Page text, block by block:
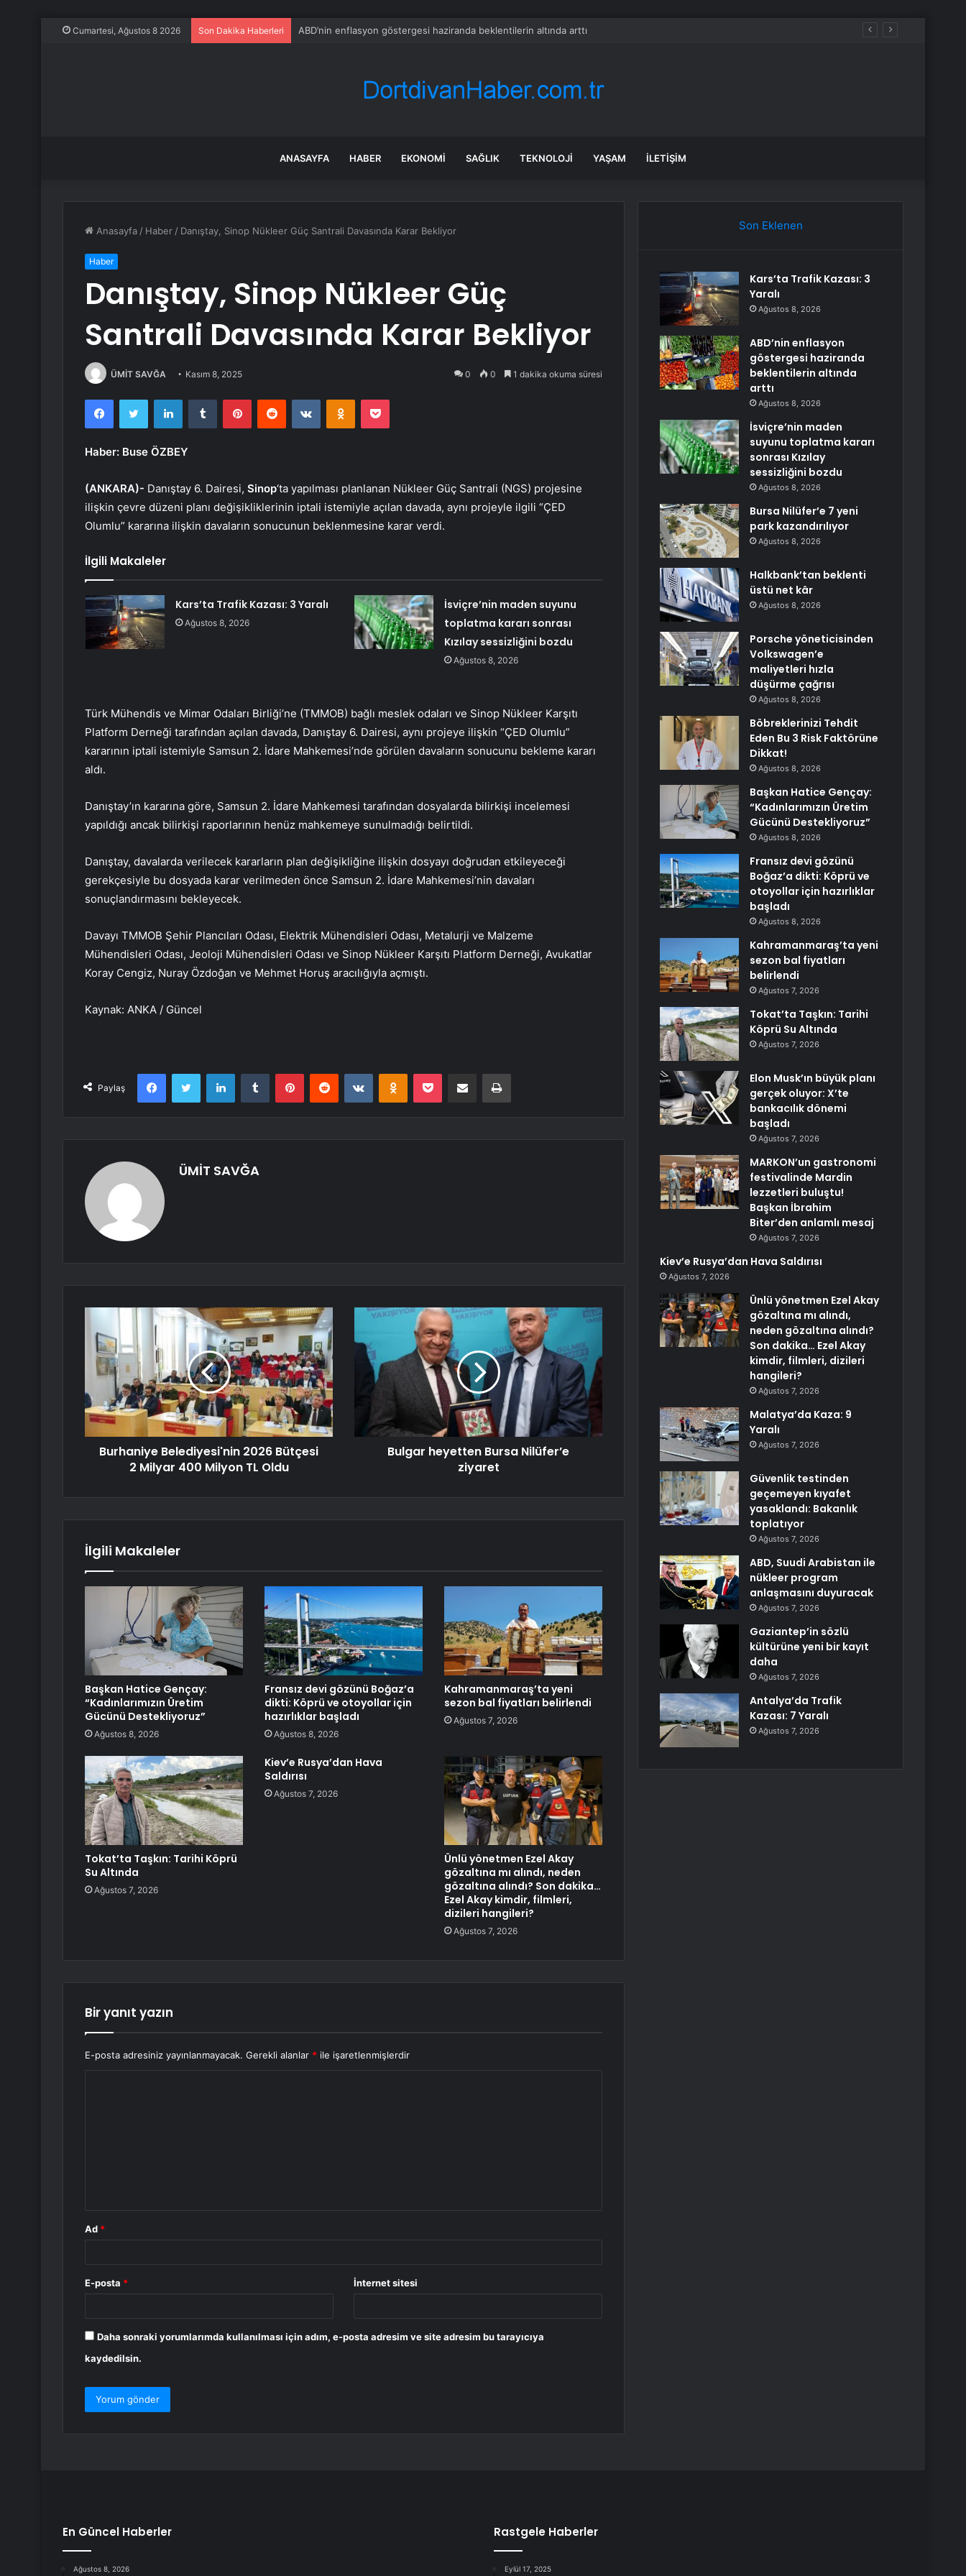
Cumartesi, Ağustos 8 2026 Son Dakika Haberleri ABD’nin enflasyon göstergesi haziranda beklentilerin altında arttı
ANASAYFA HABER EKONOMI SAĞLIK TEKNOLOJI YAŞAM İLETIŞIM
Anasayfa / Haber / Danıştay, Sinop Nükleer Güç Santrali Davasında Karar Bekliyor
Haber
Danıştay, Sinop Nükleer Güç
Santrali Davasında Karar Bekliyor
ÜMİT SAVĞA Kasım 8, 2025 0 0 1 dakika okuma süresi
FacebookTwitter LinkedInTumblr PinterestReddit VKontakteOdnoklassniki
Pocket
Haber: Buse ÖZBEY
(ANKARA)- Danıştay 6. Dairesi, Sinop‘ta yapılması planlanan Nükleer Güç Santrali (NGS) projesine
ilişkin çevre düzeni planı değişikliklerinin iptali istemiyle açılan davada, aynı projeyle ilgili “ÇED
Olumlu” kararına ilişkin davaların sonucunun beklenmesine karar verdi.
İlgili Makaleler
Kars’ta Trafik Kazası: 3 Yaralı
Ağustos 8, 2026
İsviçre’nin maden suyunu
toplatma kararı sonrası
Kızılay sessizliğini bozdu
Ağustos 8, 2026
Türk Mühendis ve Mimar Odaları Birliği’ne (TMMOB) bağlı meslek odaları ve Sinop Nükleer Karşıtı
Platform Derneği tarafından açılan davada, Danıştay 6. Dairesi, aynı projeye ilişkin “ÇED Olumlu”
kararının iptali istemiyle Samsun 2. İdare Mahkemesi’nde görülen davaların sonucunu bekleme kararı
aldı.
Danıştay’ın kararına göre, Samsun 2. İdare Mahkemesi tarafından dosyalarda bilirkişi incelemesi
yapıldığı ancak bilirkişi raporlarının henüz mahkemeye sunulmadığı belirtildi.
Danıştay, davalarda verilecek kararların plan değişikliğine ilişkin dosyayı doğrudan etkileyeceği
gerekçesiyle bu dosyada karar verilmeden önce Samsun 2. İdare Mahkemesi’nin davaları
sonuçlandırmasını bekleyecek.
Davayı TMMOB Şehir Plancıları Odası, Elektrik Mühendisleri Odası, Metalurji ve Malzeme
Mühendisleri Odası, Jeoloji Mühendisleri Odası ve Sinop Nükleer Karşıtı Platform Derneği, Avukatlar
Koray Cengiz, Nuray Özdoğan ve Mehmet Horuş aracılığıyla açmıştı.
Kaynak: ANKA / Güncel
Paylaş
FacebookTwitter LinkedInTumblr PinterestReddit VKontakteOdnoklassniki
Pocket E-Posta ile paylaş Yazdır
ÜMİT SAVĞA
Burhaniye Belediyesi'nin 2026 Bütçesi
2 Milyar 400 Milyon TL Oldu
Bulgar heyetten Bursa Nilüfer’e
ziyaret
İlgili Makaleler
Başkan Hatice Gençay:
“Kadınlarımızın Üretim
Gücünü Destekliyoruz”
Ağustos 8, 2026
Fransız devi gözünü Boğaz’a
dikti: Köprü ve otoyollar için
hazırlıklar başladı
Ağustos 8, 2026
Kahramanmaraş’ta yeni
sezon bal fiyatları belirlendi
Ağustos 7, 2026
Tokat’ta Taşkın: Tarihi Köprü
Su Altında
Ağustos 7, 2026
Kiev’e Rusya’dan Hava
Saldırısı
Ağustos 7, 2026
Ünlü yönetmen Ezel Akay
gözaltına mı alındı, neden
gözaltına alındı? Son dakika…
Ezel Akay kimdir, filmleri,
dizileri hangileri?
Ağustos 7, 2026
Bir yanıt yazın
E-posta adresiniz yayınlanmayacak. Gerekli alanlar * ile işaretlenmişlerdir
Ad *
E-posta * İnternet sitesi
Daha sonraki yorumlarımda kullanılması için adım, e-posta adresim ve site adresim bu tarayıcıya
kaydedilsin.
Son Eklenen
Kars’ta Trafik Kazası: 3
Yaralı
Ağustos 8, 2026
ABD’nin enflasyon
göstergesi haziranda
beklentilerin altında
arttı
Ağustos 8, 2026
İsviçre’nin maden
suyunu toplatma kararı
sonrası Kızılay
sessizliğini bozdu
Ağustos 8, 2026
Bursa Nilüfer’e 7 yeni
park kazandırılıyor
Ağustos 8, 2026
Halkbank’tan beklenti
üstü net kâr
Ağustos 8, 2026
Porsche yöneticisinden
Volkswagen’e
maliyetleri hızla
düşürme çağrısı
Ağustos 8, 2026
Böbreklerinizi Tehdit
Eden Bu 3 Risk Faktörüne
Dikkat!
Ağustos 8, 2026
Başkan Hatice Gençay:
“Kadınlarımızın Üretim
Gücünü Destekliyoruz”
Ağustos 8, 2026
Fransız devi gözünü
Boğaz’a dikti: Köprü ve
otoyollar için hazırlıklar
başladı
Ağustos 8, 2026
Kahramanmaraş’ta yeni
sezon bal fiyatları
belirlendi
Ağustos 7, 2026
Tokat’ta Taşkın: Tarihi
Köprü Su Altında
Ağustos 7, 2026
Elon Musk’ın büyük planı
gerçek oluyor: X’te
bankacılık dönemi
başladı
Ağustos 7, 2026
MARKON’un gastronomi
festivalinde Mardin
lezzetleri buluştu!
Başkan İbrahim
Biter’den anlamlı mesaj
Ağustos 7, 2026
Kiev’e Rusya’dan Hava Saldırısı
Ağustos 7, 2026
Ünlü yönetmen Ezel Akay
gözaltına mı alındı,
neden gözaltına alındı?
Son dakika… Ezel Akay
kimdir, filmleri, dizileri
hangileri?
Ağustos 7, 2026
Malatya’da Kaza: 9
Yaralı
Ağustos 7, 2026
Güvenlik testinden
geçemeyen kıyafet
yasaklandı: Bakanlık
toplatıyor
Ağustos 7, 2026
ABD, Suudi Arabistan ile
nükleer program
anlaşmasını duyuracak
Ağustos 7, 2026
Gaziantep’in sözlü
kültürüne yeni bir kayıt
daha
Ağustos 7, 2026
Antalya’da Trafik
Kazası: 7 Yaralı
Ağustos 7, 2026
En Güncel Haberler
Ağustos 8, 2026
Rastgele Haberler
Eylül 17, 2025